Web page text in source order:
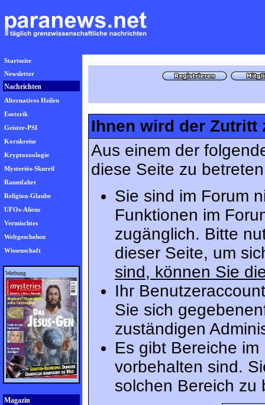
Startseite
Newsletter
Nachrichten
Alternatives Heilen
Esoterik
Geister-PSI
Kornkreise
Kryptozoologie
Mysteriös-Skurril
Raumfahrt
Religion-Glaube
UFOs-Aliens
Vermischtes
Weltgeschehen
Wissenschaft
Werbung
Magazin
Ihnen wird der Zutritt
Aus einem der
diese Seite zu
Sie sind im Forum
Funktionen im
zugänglich. Bitte
dieser Seite, um
sind, können Sie
Ihr
Sie sich
zuständigen
Es gibt Bereiche
vorbehalten sind.
solchen Bereich zu